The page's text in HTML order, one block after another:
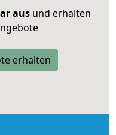
ausund erhalten
erhalten